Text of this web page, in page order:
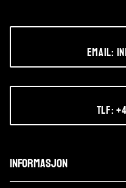
Email:
Tlf:
Informasjon